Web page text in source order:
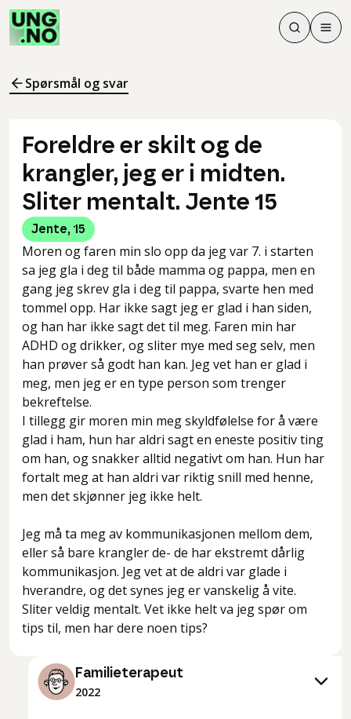
Søk
Søk
Meny
Spørsmål og svar
Foreldre er skilt og de
krangler, jeg er i midten.
Sliter mentalt. Jente 15
Jente, 15
Moren og faren min slo opp da jeg var 7. i starten
sa jeg gla i deg til både mamma og pappa, men en
gang jeg skrev gla i deg til pappa, svarte hen med
tommel opp. Har ikke sagt jeg er glad i han siden,
og han har ikke sagt det til meg. Faren min har
ADHD og drikker, og sliter mye med seg selv, men
han prøver så godt han kan. Jeg vet han er glad i
meg, men jeg er en type person som trenger
bekreftelse.
I tillegg gir moren min meg skyldfølelse for å være
glad i ham, hun har aldri sagt en eneste positiv ting
om han, og snakker alltid negativt om han. Hun har
fortalt meg at han aldri var riktig snill med henne,
men det skjønner jeg ikke helt.
Jeg må ta meg av kommunikasjonen mellom dem,
eller så bare krangler de- de har ekstremt dårlig
kommunikasjon. Jeg vet at de aldri var glade i
hverandre, og det synes jeg er vanskelig å vite.
Sliter veldig mentalt. Vet ikke helt va jeg spør om
tips til, men har dere noen tips?
Familieterapeut
2022